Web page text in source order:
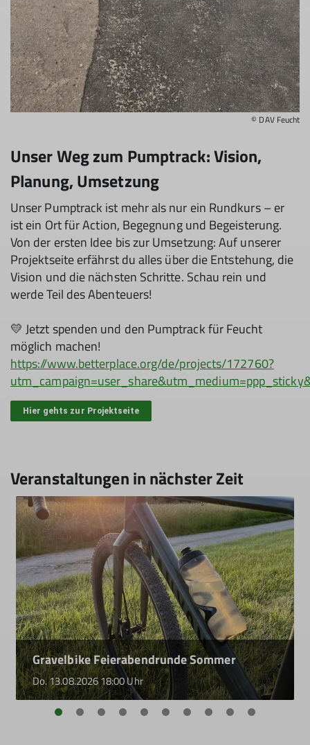
© DAV Feucht
Unser Weg zum Pumptrack: Vision,
Planung, Umsetzung
Unser Pumptrack ist mehr als nur ein Rundkurs – er
ist ein Ort für Action, Begegnung und Begeisterung.
Von der ersten Idee bis zur Umsetzung: Auf unserer
Projektseite erfährst du alles über die Entstehung, die
Vision und die nächsten Schritte. Schau rein und
werde Teil des Abenteuers!
💛 Jetzt spenden und den Pumptrack für Feucht
möglich machen!
https://www.betterplace.org/de/projects/172760?
Hier gehts zur Projektseite
Veranstaltungen in nächster Zeit
Gravelbike Feierabendrunde Sommer
Do. 13.08.2026 18:00 Uhr